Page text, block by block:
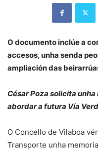
O documento inclúe a
accesos, unha senda
ampliación das
César Poza solicita
abordar a futura Vía
O Concello de Vilaboa
Transporte unha